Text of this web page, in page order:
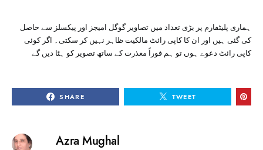
ہماری پلیٹفارم پر بڑی تعداد میں تصاویر گوگل امیجز اور پیکسلز سے حاصل
کی گئی ہیں اور ان کا کاپی رائٹ مالکیت ظاہر نہیں کر سکتی۔ اگر کوئی
کاپی رائٹ دعوے ہوں تو ہم فوراً معذرت کے ساتھ تصویر کو ہٹا دیں گے
SHARE TWEET
Azra Mughal